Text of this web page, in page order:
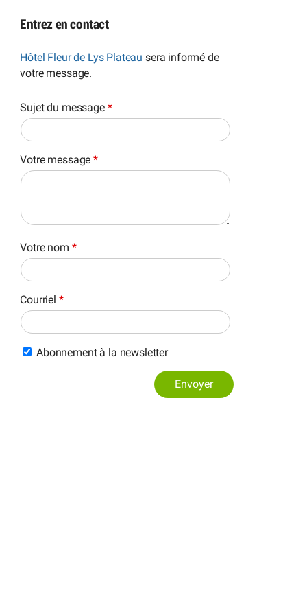
Entrez en contact
Hôtel Fleur de Lys Plateau sera informé de
votre message.
Sujet du message *
Votre message*
Votre nom *
Courriel *
Abonnement à la newsletter
Envoyer